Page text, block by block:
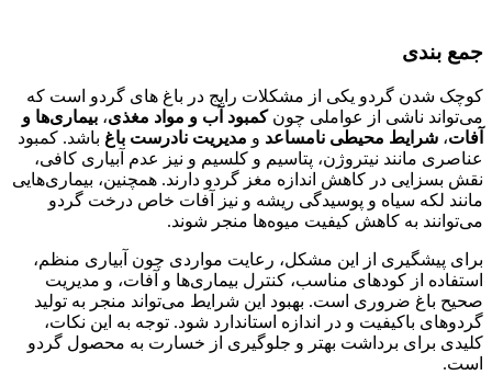
جمع بندی
کوچک شدن گردو یکی از مشکلات رایج در باغ‌ های گردو است که
می‌تواند ناشی از عواملی چونکمبود آب و مواد مغذی، بیماری‌ها و
آفات، شرایط محیطی نامساعد و مدیریت نادرست باغ باشد. کمبود
عناصری مانند نیتروژن، پتاسیم و کلسیم و نیز عدم آبیاری کافی،
نقش بسزایی در کاهش اندازه مغز گردو دارند. همچنین، بیماری‌هایی
مانند لکه سیاه و پوسیدگی ریشه و نیز آفات خاص درخت گردو
می‌توانند به کاهش کیفیت میوه‌ها منجر شوند.
برای پیشگیری از این مشکل، رعایت مواردی چون آبیاری منظم،
استفاده از کودهای مناسب، کنترل بیماری‌ها و آفات، و مدیریت
صحیح باغ ضروری است. بهبود این شرایط می‌تواند منجر به تولید
گردوهای باکیفیت و در اندازه استاندارد شود. توجه به این نکات،
کلیدی برای برداشت بهتر و جلوگیری از خسارت به محصول گردو
است.